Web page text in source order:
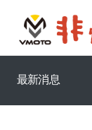
最新消息